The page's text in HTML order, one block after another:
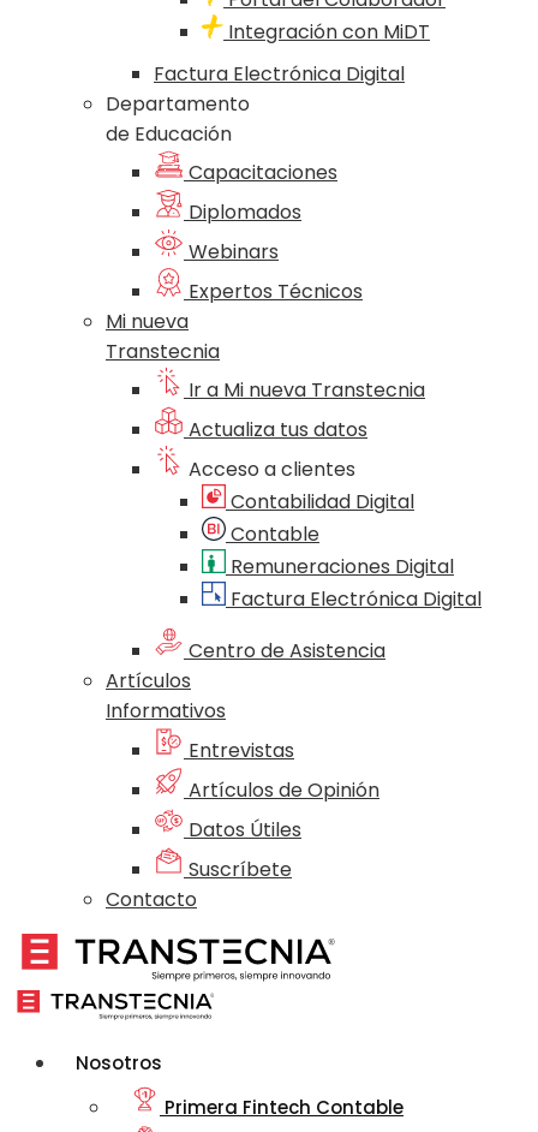
Integración con MiDT
Factura Electrónica Digital
Departamento
de Educación
Capacitaciones
Diplomados
Webinars
Expertos Técnicos
Mi nueva
Transtecnia
Ir a Mi nueva Transtecnia
Actualiza tus datos
Acceso a clientes
Contabilidad Digital
Contable
Remuneraciones Digital
Factura Electrónica Digital
Centro de Asistencia
Artículos
Informativos
Entrevistas
Artículos de Opinión
Datos Útiles
Suscríbete
Contacto
Nosotros
Primera Fintech Contable